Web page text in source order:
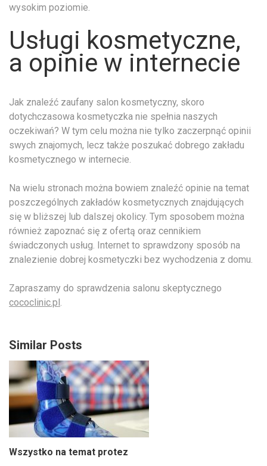
wysokim poziomie.
Usługi kosmetyczne,
a opinie w internecie
Jak znaleźć zaufany salon kosmetyczny, skoro
dotychczasowa kosmetyczka nie spełnia naszych
oczekiwań? W tym celu można nie tylko zaczerpnąć opinii
swych znajomych, lecz także poszukać dobrego zakładu
kosmetycznego w internecie.
Na wielu stronach można bowiem znaleźć opinie na temat
poszczególnych zakładów kosmetycznych znajdujących
się w bliższej lub dalszej okolicy. Tym sposobem można
również zapoznać się z ofertą oraz cennikiem
świadczonych usług. Internet to sprawdzony sposób na
znalezienie dobrej kosmetyczki bez wychodzenia z domu.
Zapraszamy do sprawdzenia salonu skeptycznego
cococlinic.pl .
Similar Posts
Wszystko na temat protez